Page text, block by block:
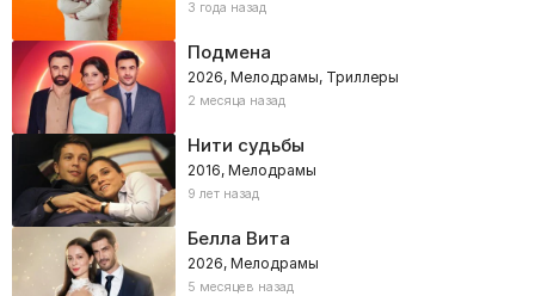
3 года назад
Подмена
2026, Мелодрамы, Триллеры
2 месяца назад
Нити судьбы
2016, Мелодрамы
9 лет назад
Белла Вита
2026, Мелодрамы
5 месяцев назад